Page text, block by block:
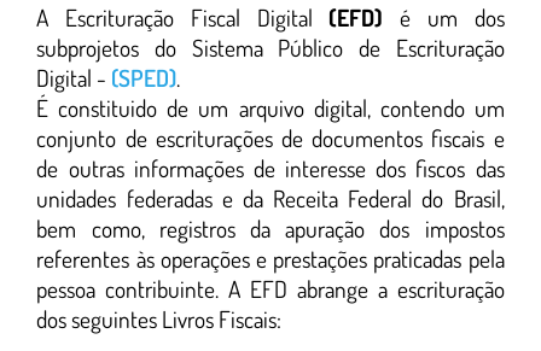
A Escrituração Fiscal Digital (EFD) é um dos
subprojetos do Sistema Público de Escrituração
Digital - (SPED).
É constituido de um arquivo digital, contendo um
conjunto de escriturações de documentos fiscais e
de outras informações de interesse dos fiscos das
unidades federadas e da Receita Federal do Brasil,
bem como, registros da apuração dos impostos
referentes às operações e prestações praticadas pela
pessoa contribuinte. A EFD abrange a escrituração
dos seguintes Livros Fiscais: